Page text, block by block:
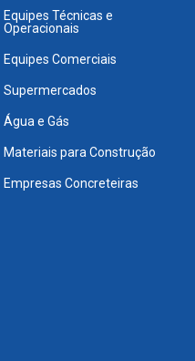
Equipes Técnicas e
Operacionais
Equipes Comerciais
Supermercados
Água e Gás
Materiais para Construção
Empresas Concreteiras